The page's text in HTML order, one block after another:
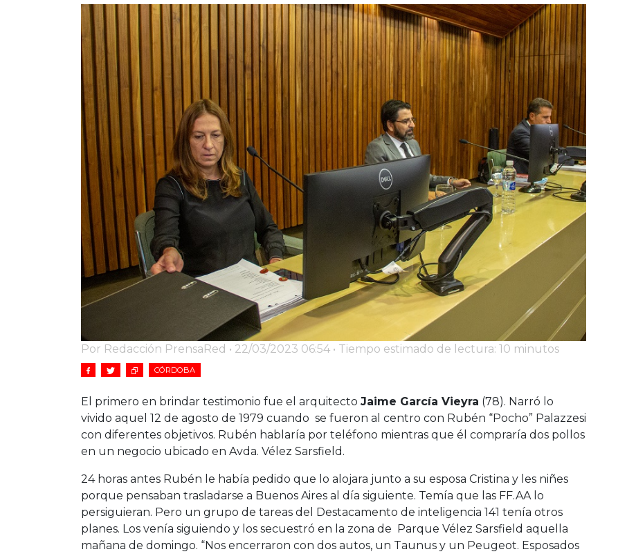
Por Redacción PrensaRed • 22/03/2023 06:54 • Tiempo estimado de lectura: 10 minutos
CÓRDOBA
El primero en brindar testimonio fue el arquitecto Jaime García Vieyra (78). Narró lo
vivido aquel 12 de agosto de 1979 cuando se fueron al centro con Rubén “Pocho” Palazzesi
con diferentes objetivos. Rubén hablaría por teléfono mientras que él compraría dos pollos
en un negocio ubicado en Avda. Vélez Sarsfield.
24 horas antes Rubén le había pedido que lo alojara junto a su esposa Cristina y les niñes
porque pensaban trasladarse a Buenos Aires al día siguiente. Temía que las FF.AA lo
persiguieran. Pero un grupo de tareas del Destacamento de inteligencia 141 tenía otros
planes. Los venía siguiendo y los secuestró en la zona de Parque Vélez Sarsfield aquella
mañana de domingo. “Nos encerraron con dos autos, un Taunus y un Peugeot. Esposados